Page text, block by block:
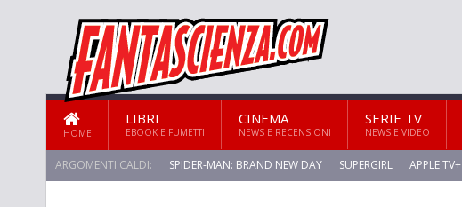
HOME
LIBRI
EBOOK E FUMETTI
CINEMA
NEWS E RECENSIONI
SERIE TV
NEWS E VIDEO
ARGOMENTI CALDI: SPIDER-MAN: BRAND NEW DAY SUPERGIRL APPLE TV+